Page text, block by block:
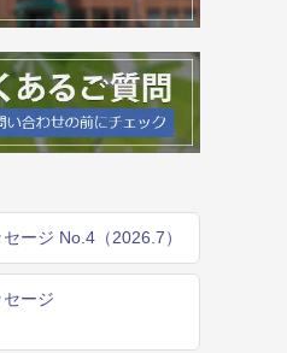
ージ No.4（2026.7）
ージ